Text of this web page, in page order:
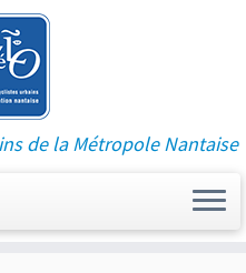
de la Métropole Nantaise